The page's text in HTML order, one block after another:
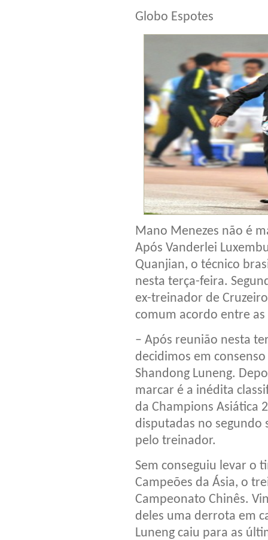
Globo Espotes
Mano Menezes não é
Após Vanderlei
Quanjian, o técnico
nesta terça-feira.
ex-treinador de
comum acordo entre
– Após reunião nesta
decidimos em
Shandong Luneng.
marcar é a inédita
da Champions Asiática
disputadas no
pelo treinador.
Sem conseguiu levar o
Campeões da Ásia, o
Campeonato Chinês.
deles uma derrota em
Luneng caiu para as